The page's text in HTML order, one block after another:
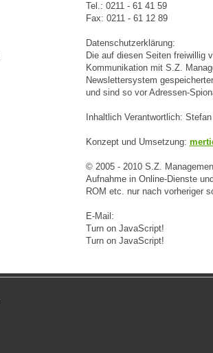
Tel.: 0211 - 61 41 59
Fax: 0211 - 61 12 89
Datenschutzerklärung:
Die auf diesen Seiten freiwillig
Kommunikation mit S.Z.
Newslettersystem
und sind so vor Adressen-
Inhaltlich Verantwortlich:
Konzept und Umsetzung:
© 2005 - 2010 S.Z.
Aufnahme in Online-Dienste
ROM etc. nur nach vorheriger
E-Mail:
Turn on JavaScript!
Turn on JavaScript!